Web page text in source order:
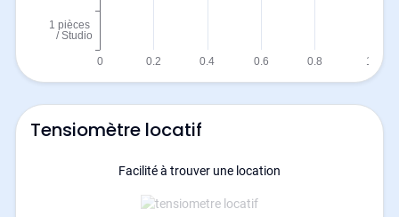
Tensiomètre locatif
Facilité à trouver une location